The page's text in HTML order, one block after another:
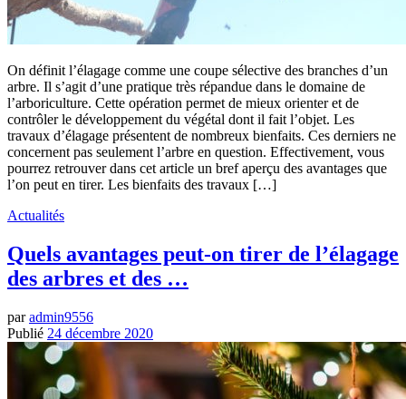
On définit l’élagage comme une coupe sélective des branches d’un
arbre. Il s’agit d’une pratique très répandue dans le domaine de
l’arboriculture. Cette opération permet de mieux orienter et de
contrôler le développement du végétal dont il fait l’objet. Les
travaux d’élagage présentent de nombreux bienfaits. Ces derniers ne
concernent pas seulement l’arbre en question. Effectivement, vous
pourrez retrouver dans cet article un bref aperçu des avantages que
l’on peut en tirer. Les bienfaits des travaux […]
Actualités
Quels avantages peut-on tirer de l’élagage
des arbres et des …
paradmin9556
Publié 24 décembre 2020